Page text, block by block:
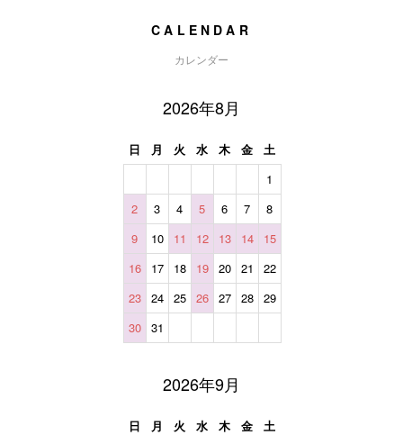
CALENDAR
カレンダー
2026年8月
日 月 火 水 木 金
土
1
2
3 4 5 6 7
8
9
10 11 12 13 14
15
16
17 18 19 20 21
22
23
24 25 26 27 28
29
30
31
2026年9月
日 月 火 水 木 金
土